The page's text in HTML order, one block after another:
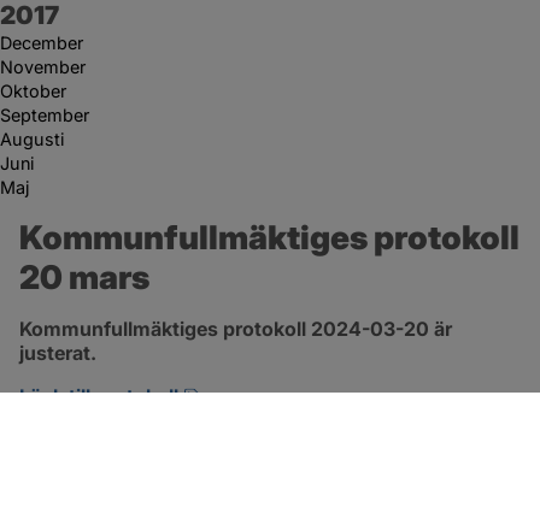
År:
2017
December
November
Oktober
September
Augusti
Juni
Maj
Kommunfullmäktiges protokoll
20 mars
Kommunfullmäktiges protokoll 2024-03-20 är
justerat.
Länk till protokoll
pdf, 317.5 kB, öppnas i nytt fönster.